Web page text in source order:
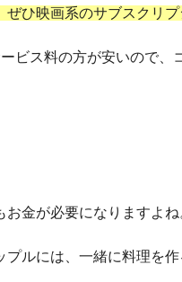
ぜひ映画系のサブスクリ
ビス料の方が安いので、
金が必要になりますよね
ルには、一緒に料理を作